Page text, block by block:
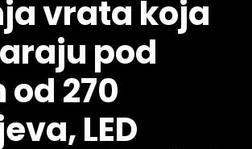
vrata koja
pod
270
LED